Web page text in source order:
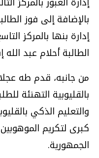
بالإضافة إلى فوز
إدارة بنها بالمركز
الطالبة أحلام عبد
من جانبه، قدم طه
بالقليوبية التهنئة
والتعليم الذكي
كبرى لتكريم
الجمهورية.